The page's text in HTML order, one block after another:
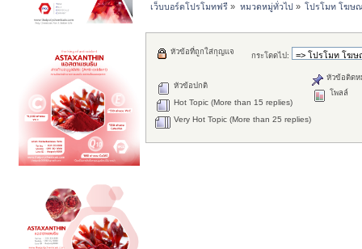
เว็บบอร์ดโปรโมทฟรี » หมวดหมู่ทั่วไป» โปรโมท โฆษ
กระโดดไป:
หัวข้อปกติ
Hot Topic (More than 15 replies)
Very Hot Topic (More than 25 replies)
หัวข้อที่ถูกใส่กุญแจ
หัวข้อติดห
โพลล์